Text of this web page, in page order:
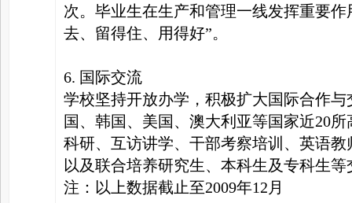
次。毕业生在生产和管理一线发挥重要
去、留得住、用得好”。
6. 国际交流
学校坚持开放办学，积极扩大国际合作
国、韩国、美国、澳大利亚等国家近20
科研、互访讲学、干部考察培训、英语
以及联合培养研究生、本科生及专科生等
注：以上数据截止至2009年12月